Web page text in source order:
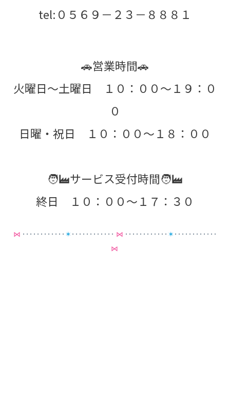
tel:０５６９－２３－８８８１
🚗営業時間🚗
火曜日～土曜日 １０：００～１９：０
０
日曜・祝日 １０：００～１８：００
🧑‍🏭サービス受付時間🧑‍🏭
終日 １０：００～１７：３０
⋈ ････････････ ✶ ････････････ ⋈ ････････････ ✶ ････････････
⋈